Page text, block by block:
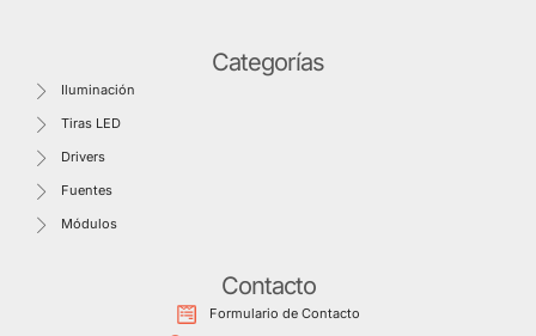
Categorías
Iluminación
Tiras LED
Drivers
Fuentes
Módulos
Contacto
Formulario de Contacto